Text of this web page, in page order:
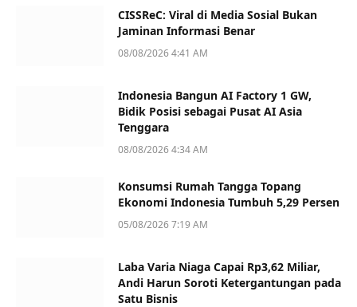
CISSReC: Viral di Media Sosial Bukan
Jaminan Informasi Benar
08/08/2026 4:41 AM
Indonesia Bangun AI Factory 1 GW,
Bidik Posisi sebagai Pusat AI Asia
Tenggara
08/08/2026 4:34 AM
Konsumsi Rumah Tangga Topang
Ekonomi Indonesia Tumbuh 5,29 Persen
05/08/2026 7:19 AM
Laba Varia Niaga Capai Rp3,62 Miliar,
Andi Harun Soroti Ketergantungan pada
Satu Bisnis